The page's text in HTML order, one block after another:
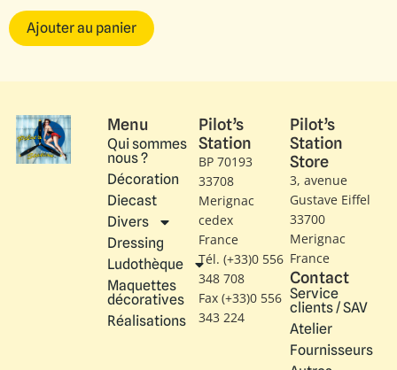
Ajouter au panier
Menu
Qui sommes
nous ?
Décoration
Diecast
Divers
Dressing
Ludothèque
Maquettes
décoratives
Réalisations
Pilot’s
Station
BP 70193
33708
Merignac
cedex
France
Tél. (+33)0 556
348 708
Fax (+33)0 556
343 224
Pilot’s
Station
Store
3, avenue
Gustave Eiffel​
33700
Merignac
France
Contact
Service
clients / SAV
Atelier
Fournisseurs